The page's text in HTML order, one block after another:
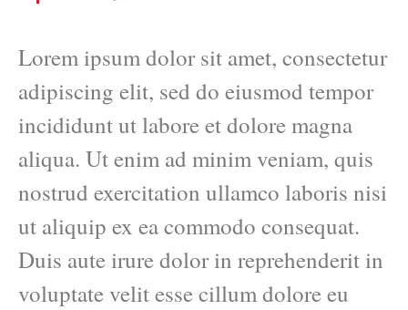
Lorem ipsum dolor sit amet, consectetur
adipiscing elit, sed do eiusmod tempor
incididunt ut labore et dolore magna
aliqua. Ut enim ad minim veniam, quis
nostrud exercitation ullamco laboris nisi
ut aliquip ex ea commodo consequat.
Duis aute irure dolor in reprehenderit in
voluptate velit esse cillum dolore eu